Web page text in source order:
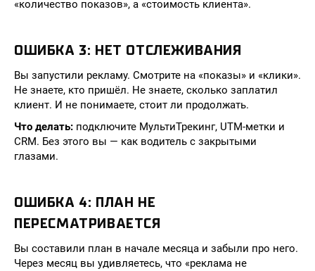
«количество показов», а «стоимость клиента».
ОШИБКА 3: НЕТ ОТСЛЕЖИВАНИЯ
Вы запустили рекламу. Смотрите на «показы» и «клики».
Не знаете, кто пришёл. Не знаете, сколько заплатил
клиент. И не понимаете, стоит ли продолжать.
Что делать: подключите МультиТрекинг, UTM-метки и
CRM. Без этого вы — как водитель с закрытыми
глазами.
ОШИБКА 4: ПЛАН НЕ
ПЕРЕСМАТРИВАЕТСЯ
Вы составили план в начале месяца и забыли про него.
Через месяц вы удивляетесь, что «реклама не